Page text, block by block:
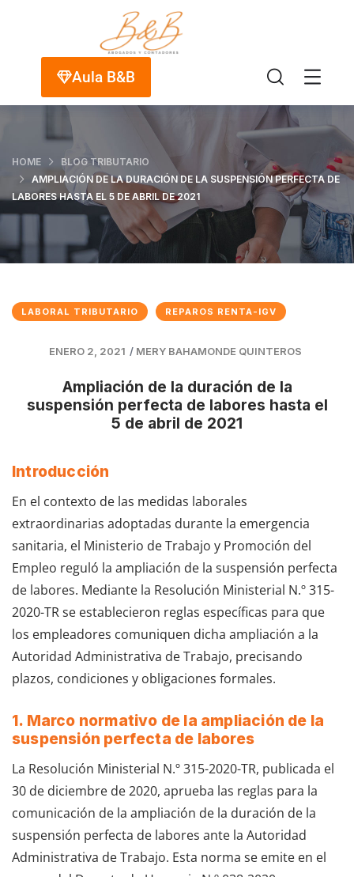
Aula B&B
HOME
BLOG TRIBUTARIO
AMPLIACIÓN DE LA DURACIÓN DE LA SUSPENSIÓN PERFECTA DE
LABORES HASTA EL 5 DE ABRIL DE 2021
LABORAL TRIBUTARIO REPAROS RENTA-IGV
ENERO 2, 2021 / MERY BAHAMONDE QUINTEROS
Ampliación de la duración de la
suspensión perfecta de labores hasta el
5 de abril de 2021
Introducción
En el contexto de las medidas laborales
extraordinarias adoptadas durante la emergencia
sanitaria, el Ministerio de Trabajo y Promoción del
Empleo reguló la ampliación de la suspensión perfecta
de labores. Mediante la Resolución Ministerial N.º 315-
2020-TR se establecieron reglas específicas para que
los empleadores comuniquen dicha ampliación a la
Autoridad Administrativa de Trabajo, precisando
plazos, condiciones y obligaciones formales.
1. Marco normativo de la ampliación de la
suspensión perfecta de labores
La Resolución Ministerial N.º 315-2020-TR, publicada el
30 de diciembre de 2020, aprueba las reglas para la
comunicación de la ampliación de la duración de la
suspensión perfecta de labores ante la Autoridad
Administrativa de Trabajo. Esta norma se emite en el